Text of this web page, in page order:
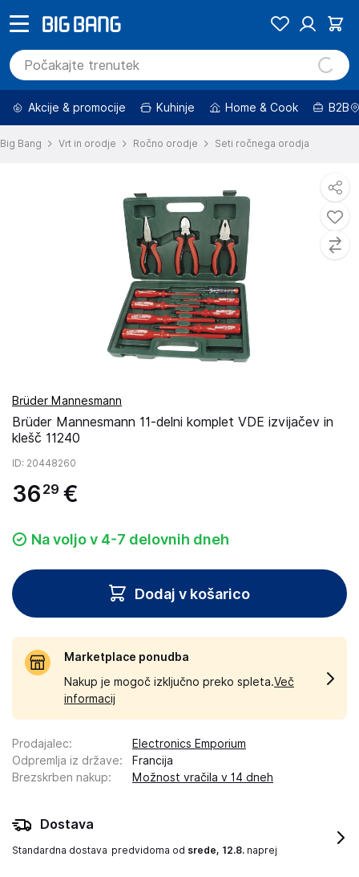
Akcije & promocije Kuhinje Home & Cook B2B
Big Bang Vrt in orodje Ročno orodje Seti ročnega orodja
Brüder Mannesmann
Brüder Mannesmann 11-delni komplet VDE izvijačev in
klešč 11240
ID: 20448260
36 29 €
Na voljo v 4-7 delovnih dneh
Dodaj v košarico
Marketplace ponudba
Nakup je mogoč izključno preko spleta.Več
informacij
Prodajalec:
Electronics Emporium
Odpremlja iz države:
Francija
Brezskrben nakup: Možnost vračila v 14 dneh
Dostava
Standardna dostava predvidoma od srede, 12.8. naprej